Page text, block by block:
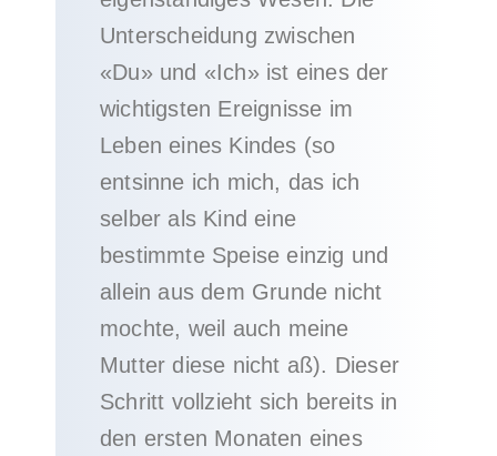
Unterscheidung zwischen
«Du» und «Ich» ist eines der
wichtigsten Ereignisse im
Leben eines Kindes (so
entsinne ich mich, das ich
selber als Kind eine
bestimmte Speise einzig und
allein aus dem Grunde nicht
mochte, weil auch meine
Mutter diese nicht aß). Dieser
Schritt vollzieht sich bereits in
den ersten Monaten eines